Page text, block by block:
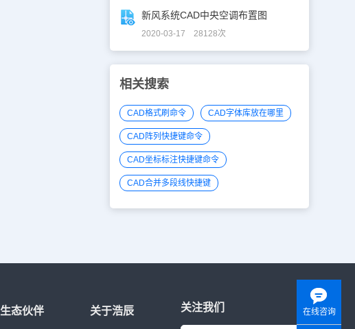
新风系统CAD中央空调布置图
2020-03-17 28128次
相关搜索
CAD格式刷命令 CAD字体库放在哪里
CAD阵列快捷键命令
CAD坐标标注快捷键命令
CAD合并多段线快捷键
生态伙伴 关于浩辰 关注我们 在线咨询